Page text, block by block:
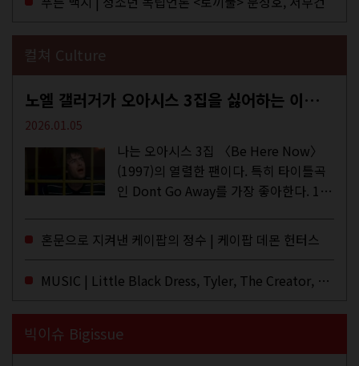
컬쳐 Culture
노엘 갤러거가 오아시스 3집을 싫어하는 이유 | DEFINITELY MAYBE, AGAIN
2026.01.05
나는 오아시스 3집 〈Be Here Now〉
(1997)의 열렬한 팬이다. 특히 타이틀곡
인 Dont Go Away를 가장 좋아한다. 15
이브·데모·부틀렉을 합쳐 3만 번 이상은
듣지 않았나 싶다. 이토록...
혼문으로 지켜낸 케이팝의 정수 | 케이팝 데몬 헌터스
MUSIC | Little Black Dress, Tyler, The Creator, Essie Jain
빅이슈 Bigissue